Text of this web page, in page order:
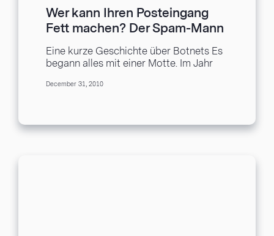
Wer kann Ihren Posteingang
Fett machen? Der Spam-Mann
kann (Teil 3)
Eine kurze Geschichte über Botnets Es
begann alles mit einer Motte. Im Jahr
Forscher...
December 31, 2010